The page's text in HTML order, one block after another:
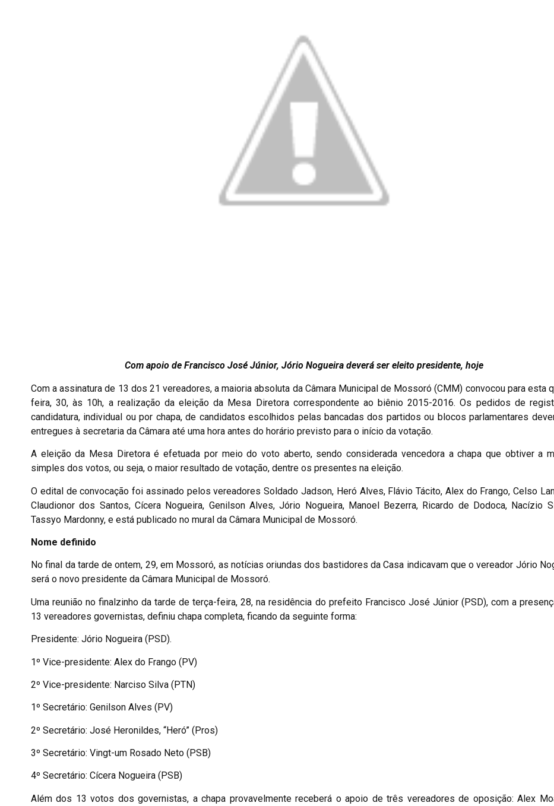
Com apoio de Francisco José Júnior, Jório Nogueira deverá ser eleito presidente, hoje
Com a assinatura de 13 dos 21 vereadores, a maioria absoluta da Câmara Municipal de Mossoró (CMM) convocou para esta
feira, 30, às 10h, a realização da eleição da Mesa Diretora correspondente ao biênio 2015-2016. Os pedidos de
candidatura, individual ou por chapa, de candidatos escolhidos pelas bancadas dos partidos ou blocos parlamentares
entregues à secretaria da Câmara até uma hora antes do horário previsto para o início da votação.
A eleição da Mesa Diretora é efetuada por meio do voto aberto, sendo considerada vencedora a chapa que obtiver a
simples dos votos, ou seja, o maior resultado de votação, dentre os presentes na eleição.
O edital de convocação foi assinado pelos vereadores Soldado Jadson, Heró Alves, Flávio Tácito, Alex do Frango, Celso
Claudionor dos Santos, Cícera Nogueira, Genilson Alves, Jório Nogueira, Manoel Bezerra, Ricardo de Dodoca, Nacízio
Tassyo Mardonny, e está publicado no mural da Câmara Municipal de Mossoró.
Nome definido
No final da tarde de ontem, 29, em Mossoró, as notícias oriundas dos bastidores da Casa indicavam que o vereador Jório
será o novo presidente da Câmara Municipal de Mossoró.
Uma reunião no finalzinho da tarde de terça-feira, 28, na residência do prefeito Francisco José Júnior (PSD), com a
13 vereadores governistas, definiu chapa completa, ficando da seguinte forma:
Presidente: Jório Nogueira (PSD).
1º Vice-presidente: Alex do Frango (PV)
2º Vice-presidente: Narciso Silva (PTN)
1º Secretário: Genilson Alves (PV)
2º Secretário: José Heronildes, “Heró” (Pros)
3º Secretário: Vingt-um Rosado Neto (PSB)
4º Secretário: Cícera Nogueira (PSB)
Além dos 13 votos dos governistas, a chapa provavelmente receberá o apoio de três vereadores de oposição: Alex